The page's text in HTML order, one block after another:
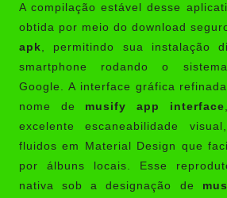
A compilação estável desse
obtida por meio do download
apk , permitindo sua instalação
smartphone rodando o
Google. A interface gráfica
nome de musify app interface
excelente escaneabilidade
fluidos em Material Design que
por álbuns locais. Esse
nativa sob a designação de